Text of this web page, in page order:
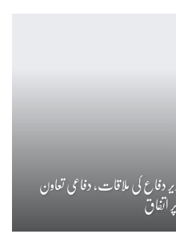
دفاع کی ملاقات، دفاعی تعاون
اتفاق